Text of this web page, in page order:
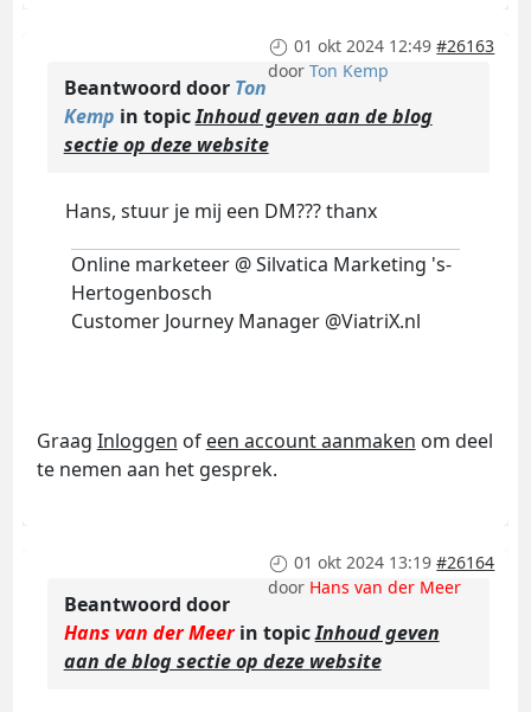
01 okt 2024 12:49 #26163
doorTon Kemp
Beantwoord door Ton
Kemp in topicInhoud geven aan de blog
sectie op deze website
Hans, stuur je mij een DM??? thanx
Online marketeer @ Silvatica Marketing 's-
Hertogenbosch
Customer Journey Manager @ViatriX.nl
Graag Inloggen of een account aanmaken om deel
te nemen aan het gesprek.
01 okt 2024 13:19 #26164
door Hans van der Meer
Beantwoord door
Hans van der Meerin topicInhoud geven
aan de blog sectie op deze website